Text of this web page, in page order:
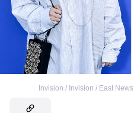
Invision / Invision / East News